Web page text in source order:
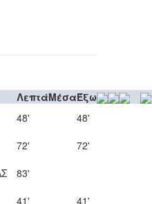
ΛεπτάΜέσαΈξω
48'
48'
72'
72'
83'
41'
41'